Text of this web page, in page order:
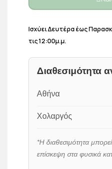
Ισχύει Δευτέρα έως
τις 12:00μ.μ.
Διαθεσιμότητα
Αθήνα
Χολαργός
*Η διαθεσιμότητα
επίσκεψη στα φυσικά